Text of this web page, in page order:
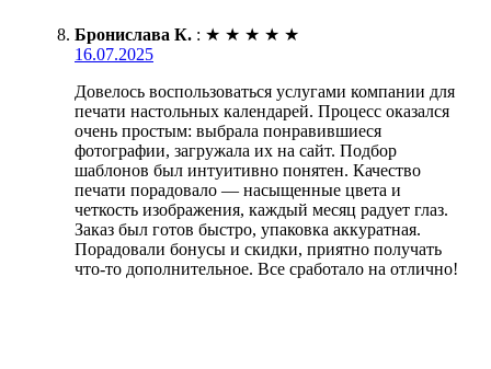
Бронислава К. : ★ ★ ★ ★ ★
16.07.2025
Довелось воспользоваться услугами компании для
печати настольных календарей. Процесс оказался
очень простым: выбрала понравившиеся
фотографии, загружала их на сайт. Подбор
шаблонов был интуитивно понятен. Качество
печати порадовало — насыщенные цвета и
четкость изображения, каждый месяц радует глаз.
Заказ был готов быстро, упаковка аккуратная.
Порадовали бонусы и скидки, приятно получать
что-то дополнительное. Все сработало на отлично!